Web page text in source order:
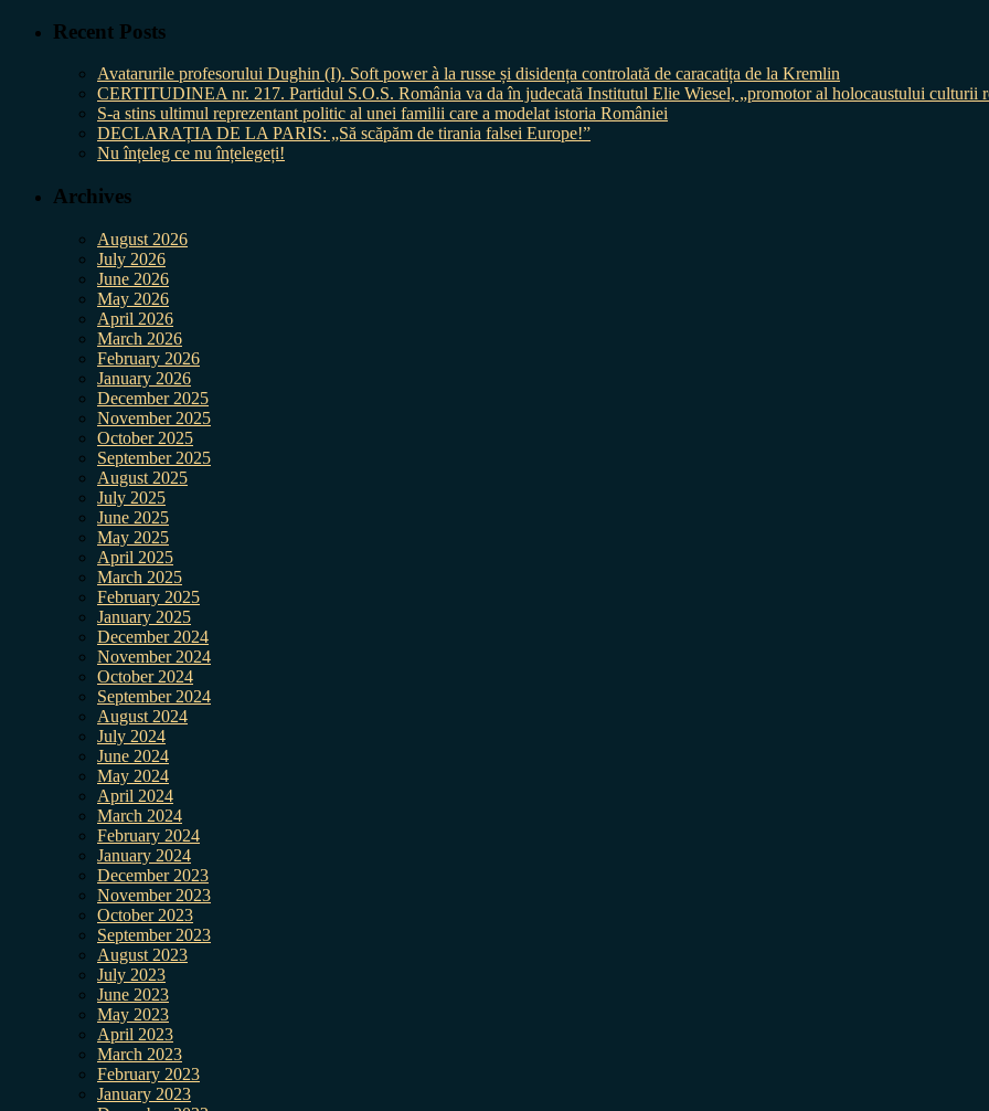
Recent Posts
Avatarurile profesorului Dughin (I). Soft power à la russe și disidența controlată de caracatița de la Kremlin
CERTITUDINEA nr. 217. Partidul S.O.S. România va da în judecată Institutul Elie Wiesel, „promotor al holocaustului culturii
S-a stins ultimul reprezentant politic al unei familii care a modelat istoria României
DECLARAȚIA DE LA PARIS: „Să scăpăm de tirania falsei Europe!”
Nu înțeleg ce nu înțelegeți!
Archives
August 2026
July 2026
June 2026
May 2026
April 2026
March 2026
February 2026
January 2026
December 2025
November 2025
October 2025
September 2025
August 2025
July 2025
June 2025
May 2025
April 2025
March 2025
February 2025
January 2025
December 2024
November 2024
October 2024
September 2024
August 2024
July 2024
June 2024
May 2024
April 2024
March 2024
February 2024
January 2024
December 2023
November 2023
October 2023
September 2023
August 2023
July 2023
June 2023
May 2023
April 2023
March 2023
February 2023
January 2023